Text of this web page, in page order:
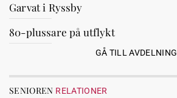
Garvat i Ryssby
80-plussare på utflykt
GÅ TILL AVDELNING
SENIOREN RELATIONER